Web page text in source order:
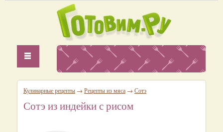
Кулинарные рецепты → Рецепты из мяса → Сотэ
Сотэ из индейки с рисом